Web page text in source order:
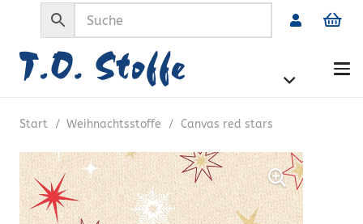
Start / Weihnachtsstoffe / Canvas red stars